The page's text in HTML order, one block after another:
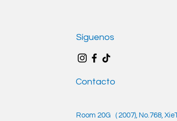
Síguenos
Contacto
Room 20G（2007), No.768,